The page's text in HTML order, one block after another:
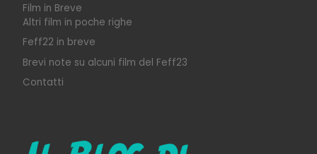
Film in Breve
Altri film in poche righe
Feff22 in breve
Brevi note su alcuni film del Feff23
Contatti